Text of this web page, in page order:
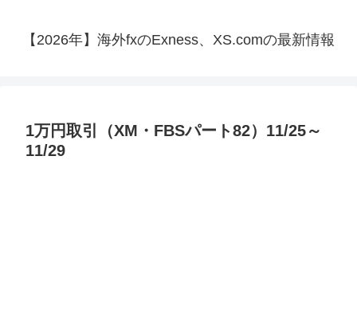
【2026年】海外fxのExness、XS.comの最新情報
1万円取引（XM・FBSパート82）11/25～
11/29